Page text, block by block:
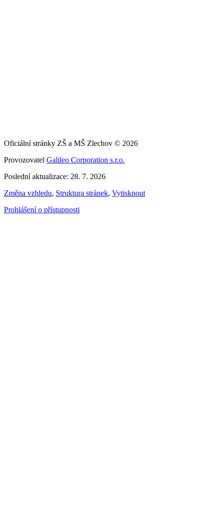
Oficiální stránky ZŠ a MŠ Zlechov © 2026
Provozovatel Galileo Corporation s.r.o.
Poslední aktualizace: 28. 7. 2026
Změna vzhledu, Struktura stránek, Vytisknout
Prohlášení o přístupnosti